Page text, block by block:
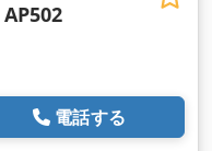
AP502
電話する